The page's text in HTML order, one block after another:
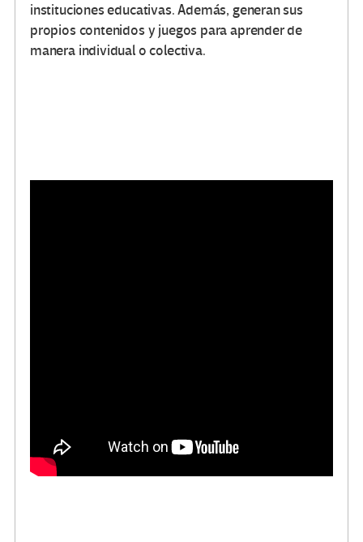
instituciones educativas. Además, generan sus
propios contenidos y juegos para aprender de
manera individual o colectiva.